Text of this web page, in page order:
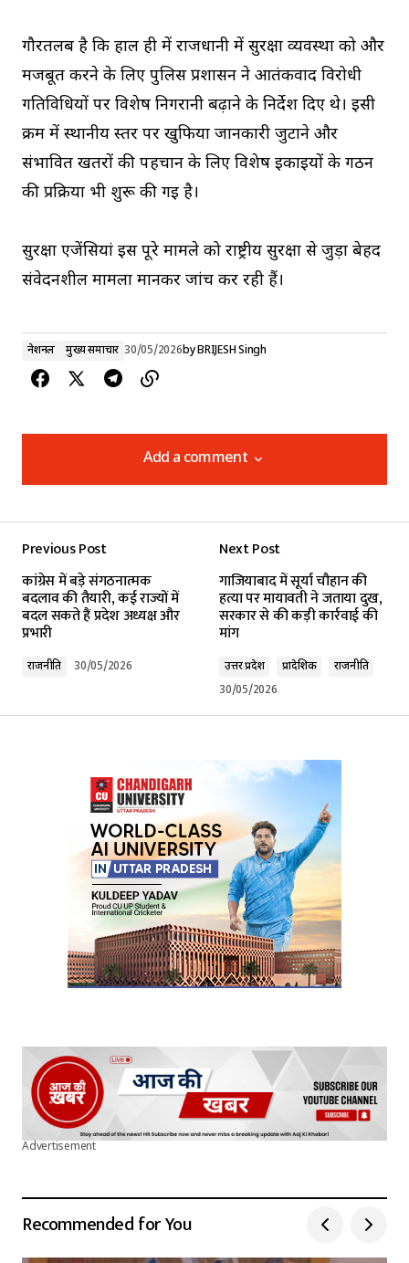
गौरतलब है कि हाल ही में राजधानी में सुरक्षा व्यवस्था को और
मजबूत करने के लिए पुलिस प्रशासन ने आतंकवाद विरोधी
गतिविधियों पर विशेष निगरानी बढ़ाने के निर्देश दिए थे। इसी
क्रम में स्थानीय स्तर पर खुफिया जानकारी जुटाने और
संभावित खतरों की पहचान के लिए विशेष इकाइयों के गठन
की प्रक्रिया भी शुरू की गई है।
सुरक्षा एजेंसियां इस पूरे मामले को राष्ट्रीय सुरक्षा से जुड़ा बेहद
संवेदनशील मामला मानकर जांच कर रही हैं।
नेशनल मुख्य समाचार 30/05/2026byBRIJESH Singh
Add a comment
Add a comment
Required fields are marked*
Your E-mail*
Submit Comment
Previous Post
कांग्रेस में बड़े संगठनात्मक
बदलाव की तैयारी, कई राज्यों में
बदल सकते हैं प्रदेश अध्यक्ष और
प्रभारी
राजनीति 30/05/2026
Next Post
गाजियाबाद में सूर्या चौहान की
हत्या पर मायावती ने जताया दुख,
सरकार से की कड़ी कार्रवाई की
मांग
उत्तर प्रदेश प्रादेशिक
राजनीति
30/05/2026
Advertisement
Recommended for You